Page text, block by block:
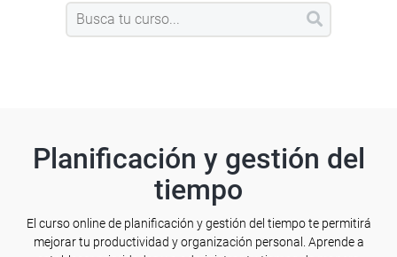
Planificación y gestión del
tiempo
El curso online de planificación y gestión del tiempo te permitirá
mejorar tu productividad y organización personal. Aprende a